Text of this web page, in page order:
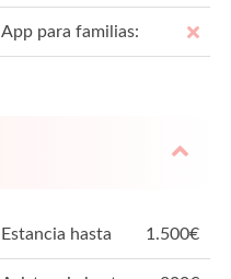
App para familias:
Estancia hasta 1.500€